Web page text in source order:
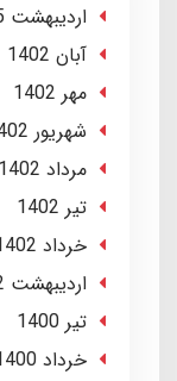
ارديبهشت 1405
آبان 1402
مهر 1402
شهریور 1402
مرداد 1402
تير 1402
خرداد 1402
ارديبهشت 1402
تير 1400
خرداد 1400